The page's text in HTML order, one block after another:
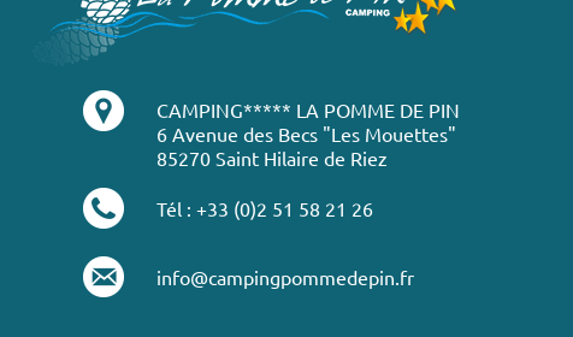
CAMPING***** LA POMME DE PIN
6 Avenue des Becs "Les Mouettes"
85270 Saint Hilaire de Riez
Tél : +33 (0)2 51 58 21 26
info@campingpommedepin.fr